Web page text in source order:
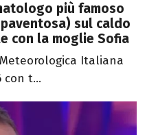
più famoso
sul caldo
con la moglie Sofia
Italiana
con t...